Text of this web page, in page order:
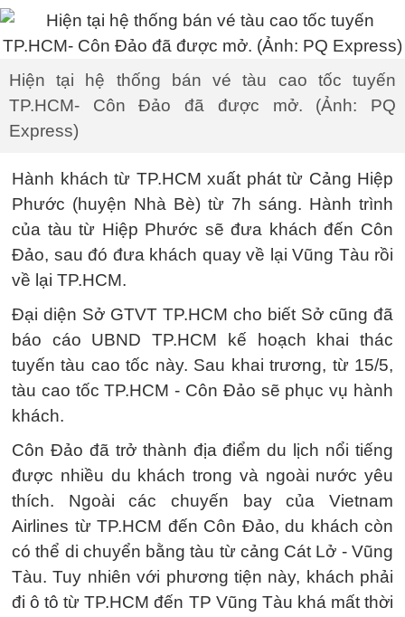
Hiện tại hệ thống bán vé tàu cao tốc tuyến
TP.HCM- Côn Đảo đã được mở. (Ảnh: PQ
Express)
Hành khách từ TP.HCM xuất phát từ Cảng Hiệp
Phước (huyện Nhà Bè) từ 7h sáng. Hành trình
của tàu từ Hiệp Phước sẽ đưa khách đến Côn
Đảo, sau đó đưa khách quay về lại Vũng Tàu rồi
về lại TP.HCM.
Đại diện Sở GTVT TP.HCM cho biết Sở cũng đã
báo cáo UBND TP.HCM kế hoạch khai thác
tuyến tàu cao tốc này. Sau khai trương, từ 15/5,
tàu cao tốc TP.HCM - Côn Đảo sẽ phục vụ hành
khách.
Côn Đảo đã trở thành địa điểm du lịch nổi tiếng
được nhiều du khách trong và ngoài nước yêu
thích. Ngoài các chuyến bay của Vietnam
Airlines từ TP.HCM đến Côn Đảo, du khách còn
có thể di chuyển bằng tàu từ cảng Cát Lở - Vũng
Tàu. Tuy nhiên với phương tiện này, khách phải
đi ô tô từ TP.HCM đến TP Vũng Tàu khá mất thời